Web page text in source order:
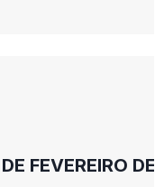
FEVEREIRO DE